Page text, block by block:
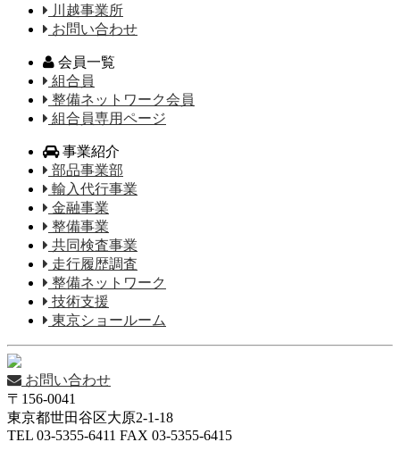
川越事業所
お問い合わせ
会員一覧
組合員
整備ネットワーク会員
組合員専用ページ
事業紹介
部品事業部
輸入代行事業
金融事業
整備事業
共同検査事業
走行履歴調査
整備ネットワーク
技術支援
東京ショールーム
お問い合わせ
〒156-0041
東京都世田谷区大原2-1-18
TEL 03-5355-6411 FAX 03-5355-6415